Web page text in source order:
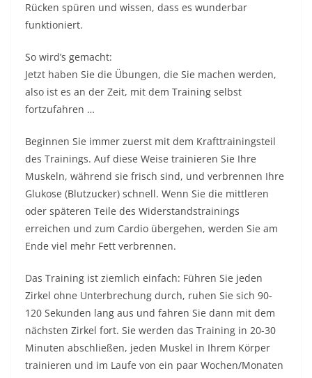
Rücken spüren und wissen, dass es wunderbar
funktioniert.
So wird’s gemacht:
Jetzt haben Sie die Übungen, die Sie machen werden,
also ist es an der Zeit, mit dem Training selbst
fortzufahren …
Beginnen Sie immer zuerst mit dem Krafttrainingsteil
des Trainings. Auf diese Weise trainieren Sie Ihre
Muskeln, während sie frisch sind, und verbrennen Ihre
Glukose (Blutzucker) schnell. Wenn Sie die mittleren
oder späteren Teile des Widerstandstrainings
erreichen und zum Cardio übergehen, werden Sie am
Ende viel mehr Fett verbrennen.
Das Training ist ziemlich einfach: Führen Sie jeden
Zirkel ohne Unterbrechung durch, ruhen Sie sich 90-
120 Sekunden lang aus und fahren Sie dann mit dem
nächsten Zirkel fort. Sie werden das Training in 20-30
Minuten abschließen, jeden Muskel in Ihrem Körper
trainieren und im Laufe von ein paar Wochen/Monaten